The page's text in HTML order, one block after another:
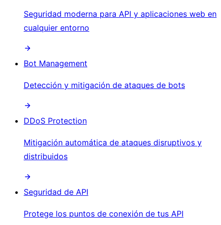
Seguridad moderna para API y aplicaciones web en
cualquier entorno
Bot Management
Detección y mitigación de ataques de bots
DDoS Protection
Mitigación automática de ataques disruptivos y
distribuidos
Seguridad de API
Protege los puntos de conexión de tus API